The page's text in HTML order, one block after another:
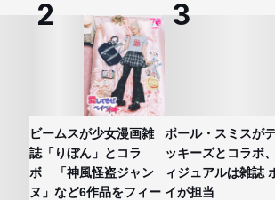
ビームスが少女漫画雑
誌「りぼん」とコラ
ボ 「神風怪盗ジャン
ヌ」など6作品をフィー
ポール・スミスが
ッキーズとコラボ
ィジュアルは雑誌
イが担当